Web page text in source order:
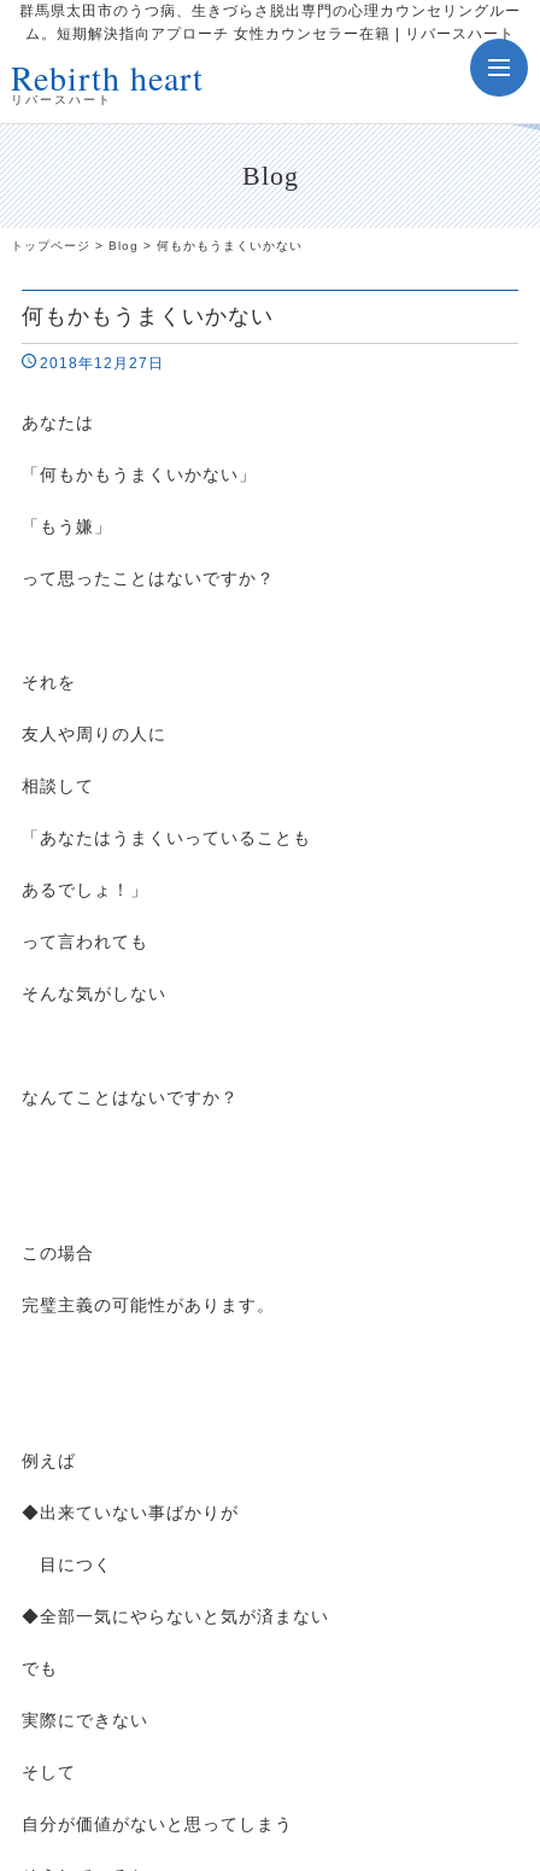
群馬県太田市のうつ病、生きづらさ脱出専門の心理カウンセリングルー
ム。短期解決指向アプローチ 女性カウンセラー在籍 | リバースハート
Rebirth heart
リバースハート
Blog
トップページ > Blog > 何もかもうまくいかない
何もかもうまくいかない
2018年12月27日
あなたは
「何もかもうまくいかない」
「もう嫌」
って思ったことはないですか？
それを
友人や周りの人に
相談して
「あなたはうまくいっていることも
あるでしょ！」
って言われても
そんな気がしない
なんてことはないですか？
この場合
完璧主義の可能性があります。
例えば
◆出来ていない事ばかりが
目につく
◆全部一気にやらないと気が済まない
でも
実際にできない
そして
自分が価値がないと思ってしまう
toggle